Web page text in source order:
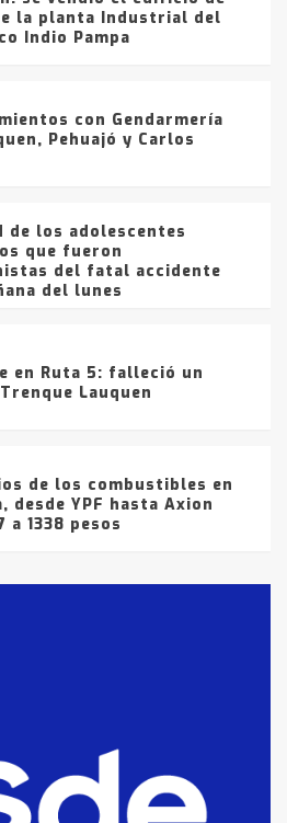
la planta Industrial del
Indio Pampa
con Gendarmería
Pehuajó y Carlos
de los adolescentes
que fueron
del fatal accidente
del lunes
en Ruta 5: falleció un
Lauquen
de los combustibles en
desde YPF hasta Axion
a 1338 pesos
por
de drogas en la